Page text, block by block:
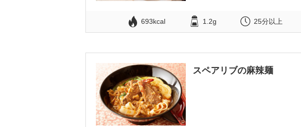
693kcal 1.2g 25分以上
スペアリブの麻辣麺